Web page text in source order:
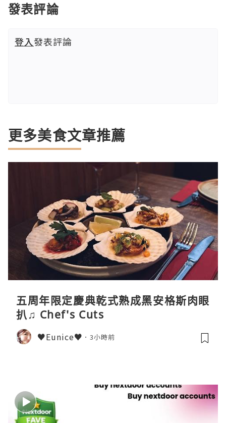
發表評論
登入發表評論
更多美食文章推薦
五周年限定慶典乾式熟成黑安格斯肉眼
扒♫ Chef's Cuts
♥Eunice♥ 3小時前